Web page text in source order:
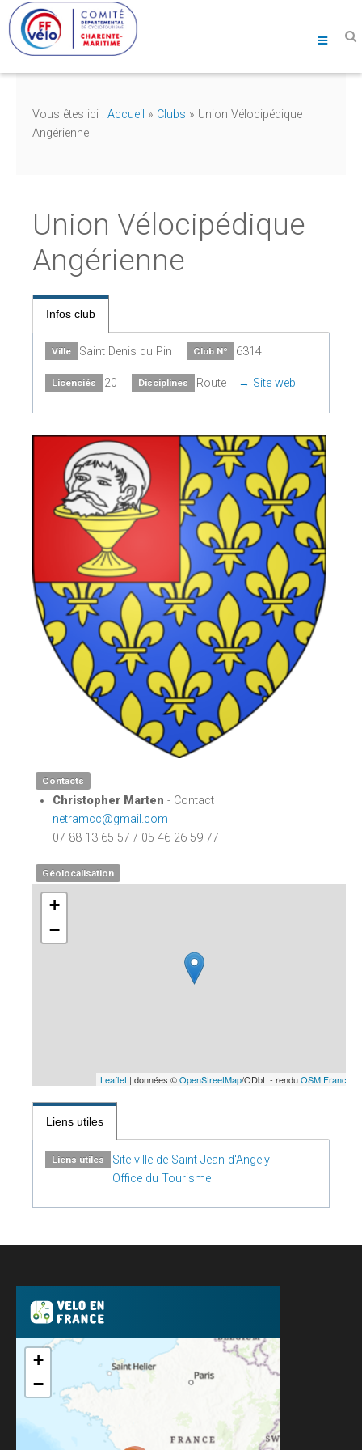
Vous êtes ici : Accueil » Clubs » Union Vélocipédique
Angérienne
Union Vélocipédique
Angérienne
Infos club
Ville Saint Denis du Pin Club Nº 6314
Licenciés 20 Disciplines Route Site web
Contacts
Christopher Marten - Contact
netramcc@gmail.com
07 88 13 65 57 / 05 46 26 59 77
Géolocalisation
+
−
Leaflet | données ©OpenStreetMap/ODbL - renduOSM France
Liens utiles
Liens utiles
Site ville de Saint Jean d'Angely
Office du Tourisme